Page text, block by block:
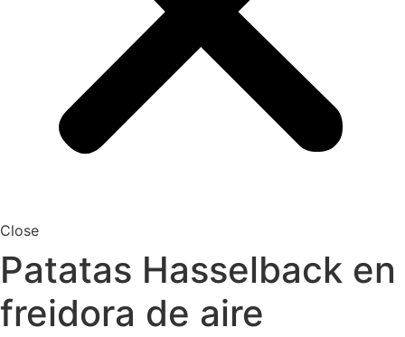
Close
Patatas Hasselback en
freidora de aire